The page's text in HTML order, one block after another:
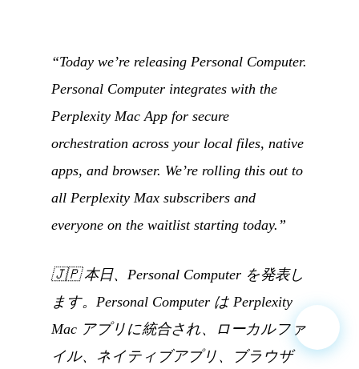
“Today we’re releasing Personal Computer.
Personal Computer integrates with the
Perplexity Mac App for secure
orchestration across your local files, native
apps, and browser. We’re rolling this out to
all Perplexity Max subscribers and
everyone on the waitlist starting today.”
🇯🇵本日、Personal Computer を発表し
ます。Personal Computer は Perplexity
Mac アプリに統合され、ローカルファ
イル、ネイティブアプリ、ブラウザ